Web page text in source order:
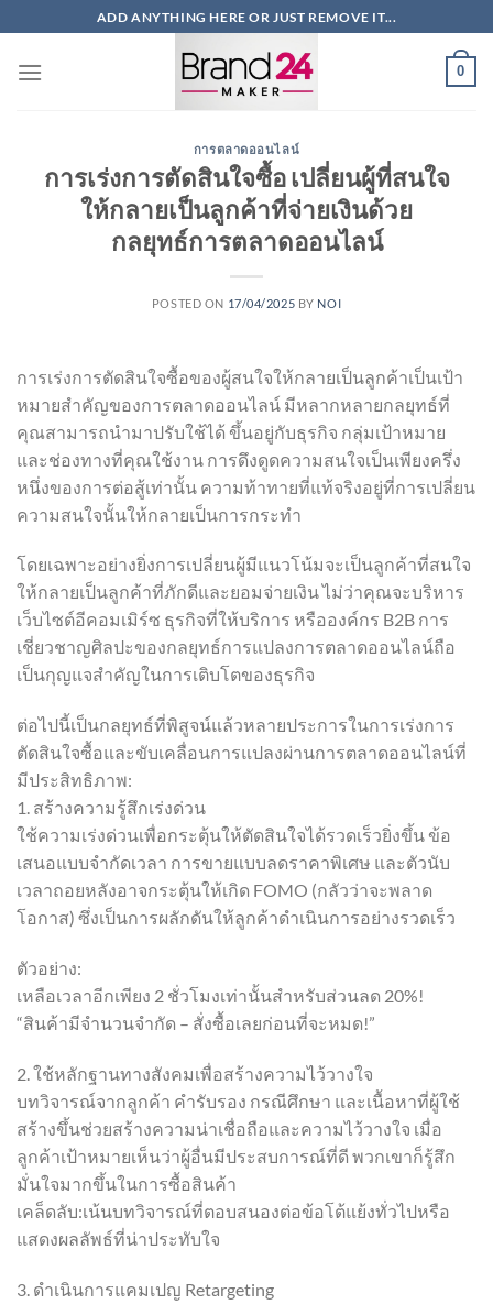
ไป
ADD ANYTHING HERE OR JUST REMOVE IT...
0
การตลาดออนไลน์
การเร่งการตัดสินใจซื้อ เปลี่ยนผู้ที่สนใจ
ให้กลายเป็นลูกค้าที่จ่ายเงินด้วย
กลยุทธ์การตลาดออนไลน์
POSTED ON 17/04/2025 BY NOI
การเร่งการตัดสินใจซื้อของผู้สนใจให้กลายเป็นลูกค้าเป็นเป้า
หมายสำคัญของการตลาดออนไลน์ มีหลากหลายกลยุทธ์ที่
คุณสามารถนำมาปรับใช้ได้ ขึ้นอยู่กับธุรกิจ กลุ่มเป้าหมาย
และช่องทางที่คุณใช้งาน การดึงดูดความสนใจเป็นเพียงครึ่ง
หนึ่งของการต่อสู้เท่านั้น ความท้าทายที่แท้จริงอยู่ที่การเปลี่ยน
ความสนใจนั้นให้กลายเป็นการกระทำ
โดยเฉพาะอย่างยิ่งการเปลี่ยนผู้มีแนวโน้มจะเป็นลูกค้าที่สนใจ
ให้กลายเป็นลูกค้าที่ภักดีและยอมจ่ายเงิน ไม่ว่าคุณจะบริหาร
เว็บไซต์อีคอมเมิร์ซ ธุรกิจที่ให้บริการ หรือองค์กร B2B การ
เชี่ยวชาญศิลปะของกลยุทธ์การแปลงการตลาดออนไลน์ถือ
เป็นกุญแจสำคัญในการเติบโตของธุรกิจ
ต่อไปนี้เป็นกลยุทธ์ที่พิสูจน์แล้วหลายประการในการเร่งการ
ตัดสินใจซื้อและขับเคลื่อนการแปลงผ่านการตลาดออนไลน์ที่
มีประสิทธิภาพ:
1. สร้างความรู้สึกเร่งด่วน
ใช้ความเร่งด่วนเพื่อกระตุ้นให้ตัดสินใจได้รวดเร็วยิ่งขึ้น ข้อ
เสนอแบบจำกัดเวลา การขายแบบลดราคาพิเศษ และตัวนับ
เวลาถอยหลังอาจกระตุ้นให้เกิด FOMO (กลัวว่าจะพลาด
โอกาส) ซึ่งเป็นการผลักดันให้ลูกค้าดำเนินการอย่างรวดเร็ว
ตัวอย่าง:
เหลือเวลาอีกเพียง 2 ชั่วโมงเท่านั้นสำหรับส่วนลด 20%!
“สินค้ามีจำนวนจำกัด – สั่งซื้อเลยก่อนที่จะหมด!”
2. ใช้หลักฐานทางสังคมเพื่อสร้างความไว้วางใจ
บทวิจารณ์จากลูกค้า คำรับรอง กรณีศึกษา และเนื้อหาที่ผู้ใช้
สร้างขึ้นช่วยสร้างความน่าเชื่อถือและความไว้วางใจ เมื่อ
ลูกค้าเป้าหมายเห็นว่าผู้อื่นมีประสบการณ์ที่ดี พวกเขาก็รู้สึก
มั่นใจมากขึ้นในการซื้อสินค้า
เคล็ดลับ:เน้นบทวิจารณ์ที่ตอบสนองต่อข้อโต้แย้งทั่วไปหรือ
แสดงผลลัพธ์ที่น่าประทับใจ
3. ดำเนินการแคมเปญ Retargeting